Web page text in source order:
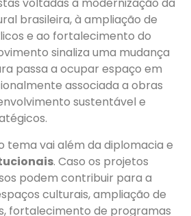
voltadas à modernização da
brasileira, à ampliação de
e ao fortalecimento do
sinaliza uma mudança
passa a ocupar espaço em
associada a obras
sustentável e
tema vai além da diplomacia e
. Caso os projetos
podem contribuir para a
culturais, ampliação de
fortalecimento de programas